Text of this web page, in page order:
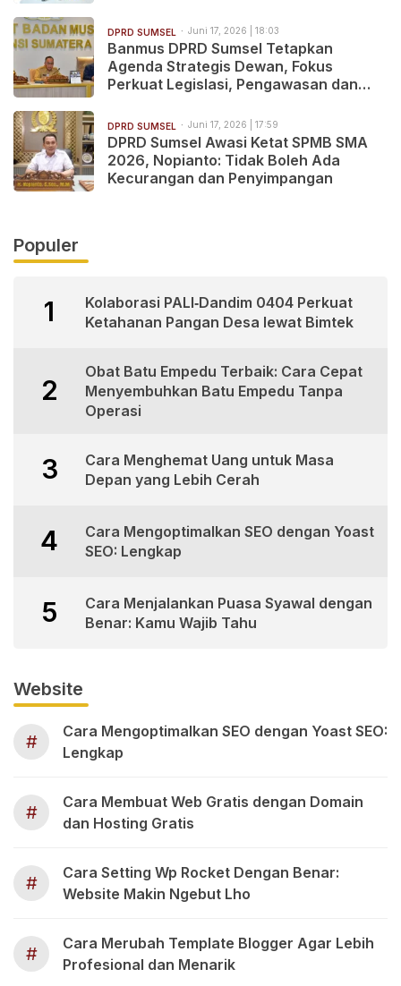
DPRD SUMSEL Juni 17, 2026 | 18:03
Banmus DPRD Sumsel Tetapkan
Agenda Strategis Dewan, Fokus
Perkuat Legislasi, Pengawasan dan
DPRD SUMSEL Juni 17, 2026 | 17:59
DPRD Sumsel Awasi Ketat SPMB SMA
2026, Nopianto: Tidak Boleh Ada
Kecurangan dan Penyimpangan
Populer
1
Kolaborasi PALI‑Dandim 0404 Perkuat
Ketahanan Pangan Desa lewat Bimtek
2
Obat Batu Empedu Terbaik: Cara Cepat
Menyembuhkan Batu Empedu Tanpa
Operasi
3
Cara Menghemat Uang untuk Masa
Depan yang Lebih Cerah
4
Cara Mengoptimalkan SEO dengan Yoast
SEO: Lengkap
5
Cara Menjalankan Puasa Syawal dengan
Benar: Kamu Wajib Tahu
Website
#
Cara Mengoptimalkan SEO dengan Yoast SEO:
Lengkap
#
Cara Membuat Web Gratis dengan Domain
dan Hosting Gratis
#
Cara Setting Wp Rocket Dengan Benar:
Website Makin Ngebut Lho
#
Cara Merubah Template Blogger Agar Lebih
Profesional dan Menarik